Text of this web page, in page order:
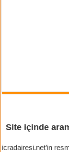
Site içinde
icradairesi.net’in